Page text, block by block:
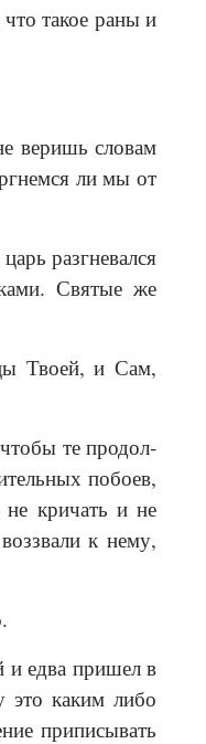
такое раны и
веришь словам
ли мы от
разгневался
Святые же
Твоей, и Сам,
те продол­
побоев,
кричать и не
к нему,
и едва пришел в
каким либо
приписывать